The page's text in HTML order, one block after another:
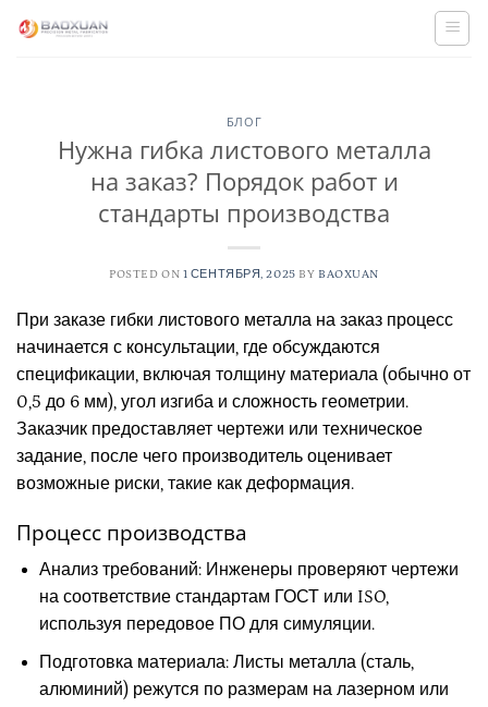
БЛОГ
Нужна гибка листового металла
на заказ? Порядок работ и
стандарты производства
POSTED ON 1 СЕНТЯБРЯ, 2025 BY BAOXUAN
При заказе гибки листового металла на заказ процесс
начинается с консультации, где обсуждаются
спецификации, включая толщину материала (обычно от
0,5 до 6 мм), угол изгиба и сложность геометрии.
Заказчик предоставляет чертежи или техническое
задание, после чего производитель оценивает
возможные риски, такие как деформация.
Процесс производства
Анализ требований: Инженеры проверяют чертежи
на соответствие стандартам ГОСТ или ISO,
используя передовое ПО для симуляции.
Подготовка материала: Листы металла (сталь,
алюминий) режутся по размерам на лазерном или